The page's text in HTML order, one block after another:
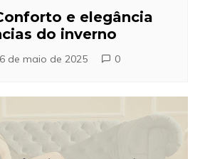
e elegância
do inverno
de maio de 2025 0